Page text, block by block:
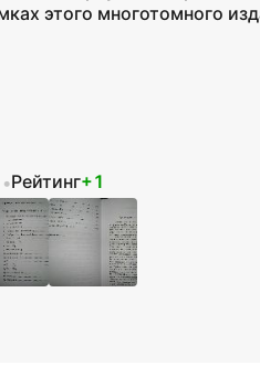
этого многотомного
•Рейтинг+1